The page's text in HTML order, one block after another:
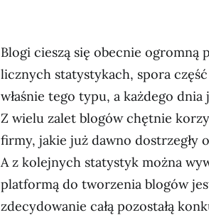
Blogi cieszą się obecnie ogromną
licznych statystykach, spora
właśnie tego typu, a każdego
Z wielu zalet blogów chętnie
firmy, jakie już dawno dostrzegły
A z kolejnych statystyk można
platformą do tworzenia blogów
zdecydowanie całą pozostałą